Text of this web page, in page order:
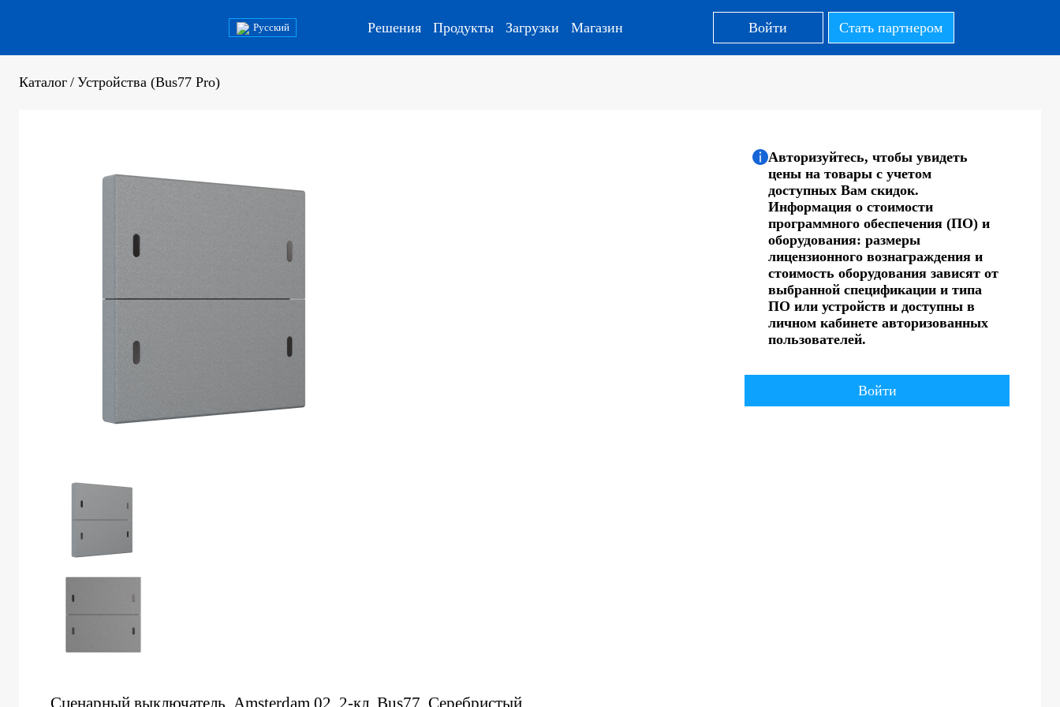
Русский Решения Продукты Загрузки Магазин Войти Стать партнером
Каталог / Устройства (Bus77 Pro)
Сценарный выключатель, Amsterdam 02, 2-кл, Bus77, Серебристый
Авторизуйтесь, чтобы увидеть
цены на товары с учетом
доступных Вам скидок.
Информация о стоимости
программного обеспечения (ПО) и
оборудования: размеры
лицензионного вознаграждения и
стоимость оборудования зависят от
выбранной спецификации и типа
ПО или устройств и доступны в
личном кабинете авторизованных
пользователей.
Войти